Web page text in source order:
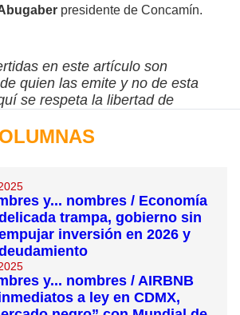
presidente de Concamín.
en este artículo son
quien las emite y no de esta
se respeta la libertad de
y... nombres / Economía
trampa, gobierno sin
inversión en 2026 y
y... nombres / AIRBNB
a ley en CDMX,